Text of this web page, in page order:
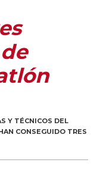
Y TÉCNICOS DEL
CONSEGUIDO TRES